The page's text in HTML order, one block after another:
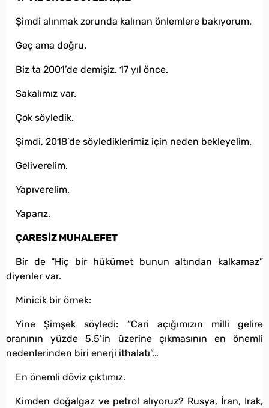
Şimdi alınmak zorunda kalınan önlemlere bakıyorum.
Geç ama doğru.
Biz ta 2001’de demişiz. 17 yıl önce.
Sakalımız var.
Çok söyledik.
Şimdi, 2018’de söylediklerimiz için neden bekleyelim.
Geliverelim.
Yapıverelim.
Yaparız.
ÇARESİZ MUHALEFET
Bir de “Hiç bir hükümet bunun altından kalkamaz”
diyenler var.
Minicik bir örnek:
Yine Şimşek söyledi: “Cari açığımızın milli gelire
oranının yüzde 5.5’in üzerine çıkmasının en önemli
nedenlerinden biri enerji ithalatı”…
En önemli döviz çıktımız.
Kimden doğalgaz ve petrol alıyoruz? Rusya, İran, Irak,